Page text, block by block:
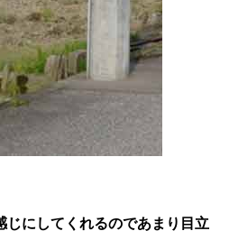
じにしてくれるのであまり目立